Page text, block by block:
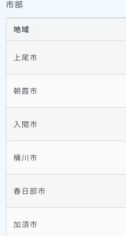
市部
地域
上尾市
朝霞市
入間市
桶川市
春日部市
加須市